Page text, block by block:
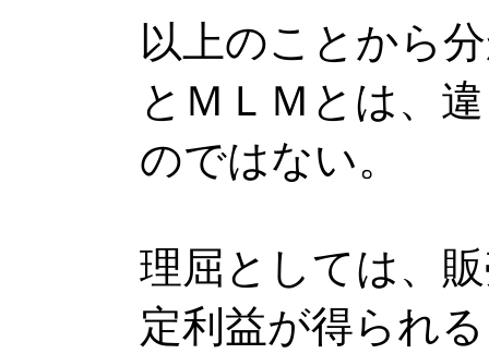
以上のことから
とＭＬＭとは、
のではない。
理屈としては、
定利益が得られ